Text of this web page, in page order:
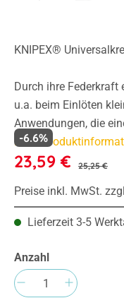
KNIPEX®
Durch ihre
u.a. beim Einlöten
Anwendungen, die
Mehr
23,59 € 25,25 €
-6.6%
Preise inkl. MwSt.
Lieferzeit 3-5
Anzahl
Produkt